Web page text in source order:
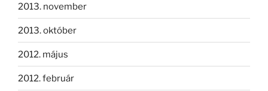
2013. november
2013. október
2012. május
2012. február